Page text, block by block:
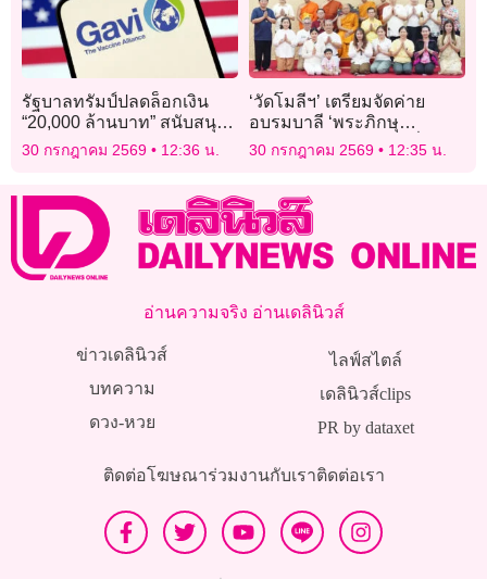
รัฐบาลทรัมป์ปลดล็อกเงิน
“20,000 ล้านบาท” สนับสนุน
โครงการวัคซีนระดับโลก
30 กรกฎาคม 2569 12:36 น.
‘วัดโมลีฯ’ เตรียมจัดค่าย
อบรมบาลี ‘พระภิกษุ
สามเณร’ เข้ม 2 เดือนที่
อินเดีย-เนปาล ก่อนลงสนาม
30 กรกฎาคม 2569 12:35 น.
อ่านความจริง อ่านเดลินิวส์
ข่าวเดลินิวส์
บทความ
ดวง-หวย
ไลฟ์สไตล์
เดลินิวส์clips
PR by dataxet
ติดต่อโฆษณาร่วมงานกับเราติดต่อเรา